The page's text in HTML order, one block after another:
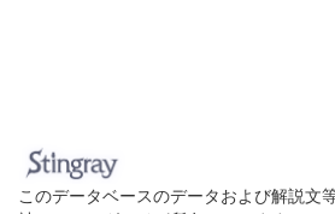
このデータベースのデータおよび解説文